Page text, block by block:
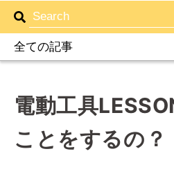
電動工具
ことをするの？